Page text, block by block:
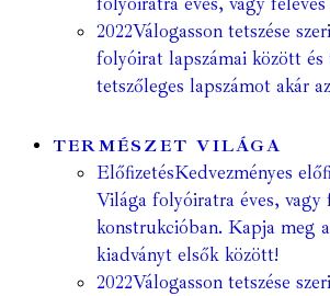
2022Válogasson tetszése
folyóirat lapszámai között
tetszőleges lapszámot akár
TERMÉSZET VILÁGA
ElőfizetésKedvezményes
Világa folyóiratra éves, vagy
konstrukcióban. Kapja meg
kiadványt elsők között!
2022Válogasson tetszése